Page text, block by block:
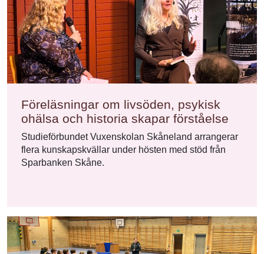
Föreläsningar om livsöden, psykisk
ohälsa och historia skapar förståelse
Studieförbundet Vuxenskolan Skåneland arrangerar
flera kunskapskvällar under hösten med stöd från
Sparbanken Skåne.